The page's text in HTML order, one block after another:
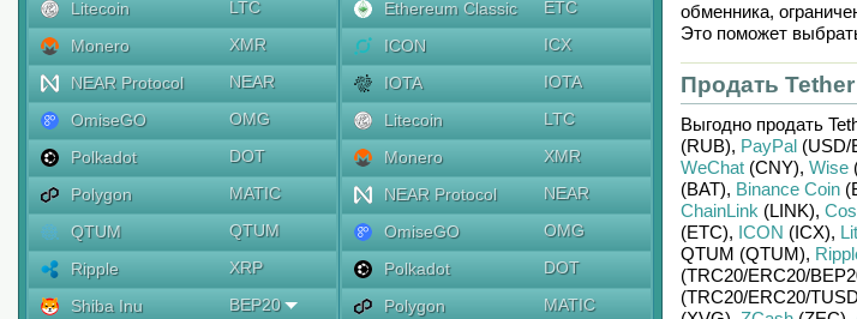
Litecoin
LTC
Monero
XMR
NEAR Protocol
NEAR
OmiseGO
OMG
Polkadot
DOT
Polygon
MATIC
QTUM
QTUM
Ripple
XRP
Shiba Inu
BEP20
Ethereum Classic
ETC
ICON
ICX
IOTA
IOTA
Litecoin
LTC
Monero
XMR
NEAR Protocol
NEAR
OmiseGO
OMG
Polkadot
DOT
Polygon
MATIC
обменника,
Это поможет
Продать
Выгодно продать
(RUB), PayPal(USD/
WeChat(CNY), Wise
(BAT), Binance Coin
ChainLink (LINK),
(ETC), ICON (ICX),
QTUM (QTUM),
(TRC20/ERC20/
(TRC20/ERC20/